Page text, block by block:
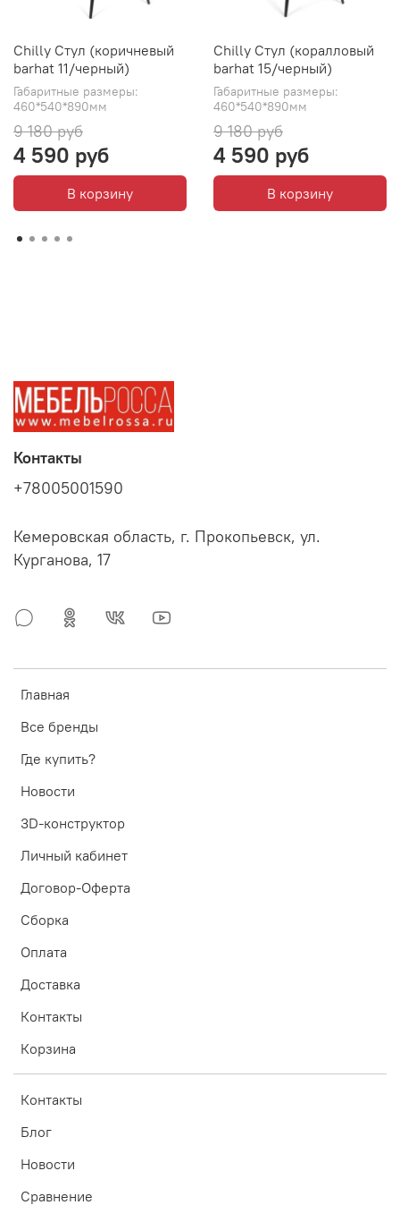
Chilly Стул (коричневый
barhat 11/черный)
Габаритные размеры:
460*540*890мм
9 180 руб
4 590 руб
В корзину
Chilly Стул (коралловый
barhat 15/черный)
Габаритные размеры:
460*540*890мм
9 180 руб
4 590 руб
В корзину
Главная
Все бренды
Где купить?
Новости
3D-конструктор
Личный кабинет
Договор-Оферта
Сборка
Оплата
Доставка
Контакты
Корзина
Контакты
Блог
Новости
Сравнение
Контакты
+78005001590
Кемеровская область, г. Прокопьевск, ул.
Курганова, 17